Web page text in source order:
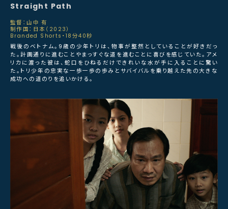
Straight Path
監督：山中 有
制作国：日本（2023）
Branded Shorts・18分40秒
戦後のベトナム。9歳の少年トリは、物事が整然としていることが好きだっ
た。計画通りに進むことやまっすぐな道を進むことに喜びを感じていた。アメ
リカに渡った彼は、蛇口をひねるだけできれいな水が手に入ることに驚い
た。トリ少年の忠実な一歩一歩の歩みとサバイバルを乗り越えた先の大きな
成功への道のりを追いかける。